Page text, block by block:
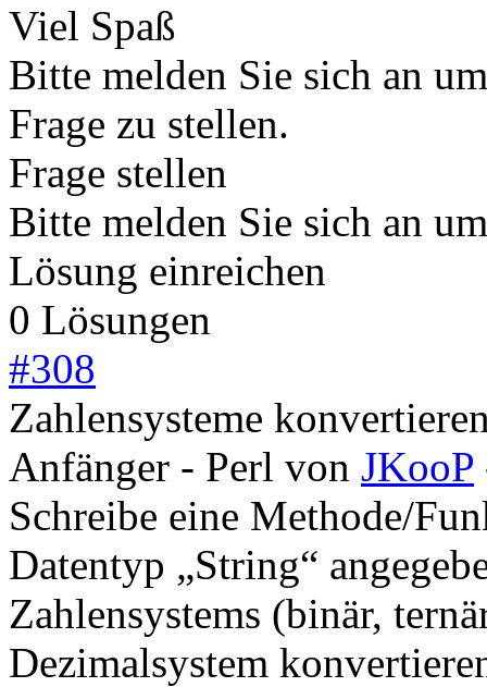
Viel Spaß
Bitte melden Sie sich an
Frage zu stellen.
Frage stellen
Bitte melden Sie sich an
Lösung einreichen
0 Lösungen
#308
Zahlensysteme
Anfänger - Perl von JKooP
Schreibe eine Methode/
Datentyp „String“
Zahlensystems (binär,
Dezimalsystem